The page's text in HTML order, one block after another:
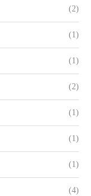
(2)
(1)
(1)
(2)
(1)
(1)
(1)
(4)